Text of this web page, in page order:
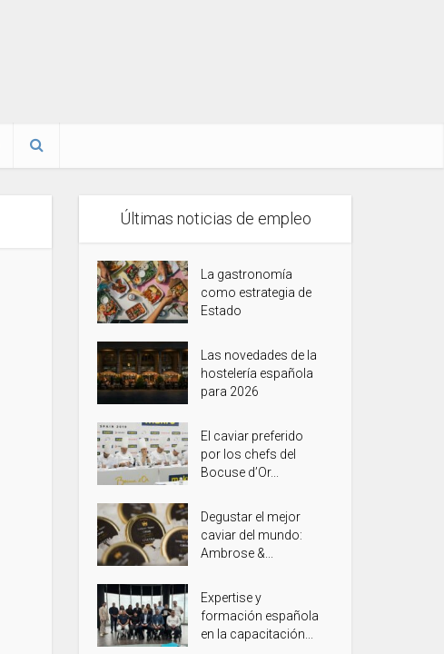
Últimas noticias de empleo
La gastronomía
como estrategia de
Estado
Las novedades de la
hostelería española
para 2026
El caviar preferido
por los chefs del
Bocuse d’Or...
Degustar el mejor
caviar del mundo:
Ambrose &...
Expertise y
formación española
en la capacitación...